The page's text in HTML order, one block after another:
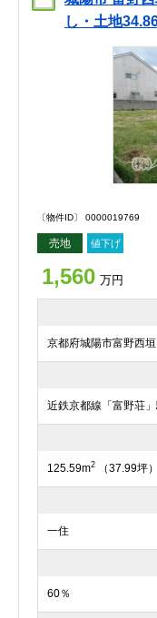
し・土地
〔物件ID〕 0000019769
売地 値下げ
1,560 万円
京都府城陽市富野西
近鉄京都線「富野荘
125.59m2 （37.99坪）
一住
60％